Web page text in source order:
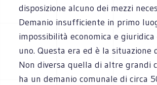
disposizione alcuno dei mezzi
Demanio insufficiente in primo
impossibilità economica e
uno. Questa era ed è la situazione
Non diversa quella di altre grandi
ha un demanio comunale di circa